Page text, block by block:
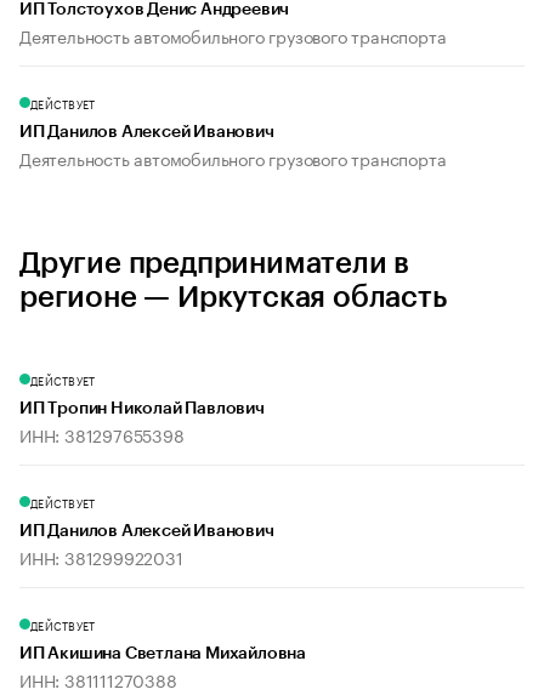
ИП Толстоухов Денис Андреевич
Деятельность автомобильного грузового транспорта
ДЕЙСТВУЕТ
ИП Данилов Алексей Иванович
Деятельность автомобильного грузового транспорта
Другие предприниматели в
регионе — Иркутская область
ДЕЙСТВУЕТ
ИП Тропин Николай Павлович
ИНН: 381297655398
ДЕЙСТВУЕТ
ИП Данилов Алексей Иванович
ИНН: 381299922031
ДЕЙСТВУЕТ
ИП Акишина Светлана Михайловна
ИНН: 381111270388